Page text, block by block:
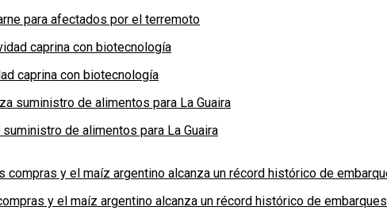
para afectados por el terremoto
caprina con biotecnología
de alimentos para La Guaira
y el maíz argentino alcanza un récord histórico de embarques